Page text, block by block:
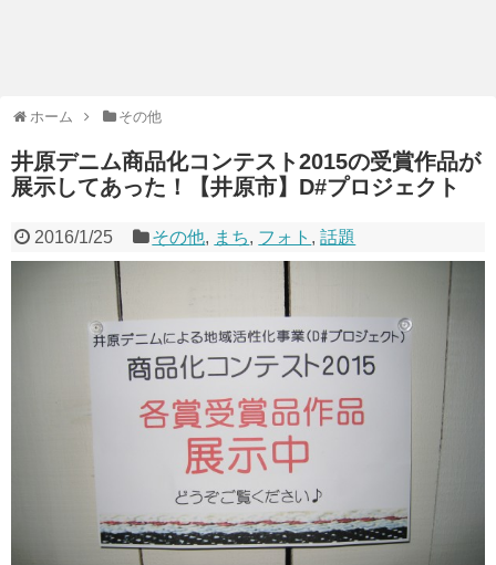
ホーム その他
井原デニム商品化コンテスト2015の受賞作品が
展示してあった！【井原市】D#プロジェクト
2016/1/25 その他, まち, フォト ,話題